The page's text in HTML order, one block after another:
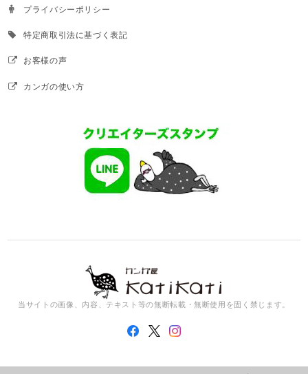
プライバシーポリシー
特定商取引法に基づく表記
お客様の声
カンガの使い方
当サイトの画像、内容、テキスト等の無断転載・無断使用を固く禁じます。